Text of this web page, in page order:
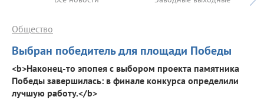
Выбран победитель для площади Победы
Общество
<b>Наконец-то эпопея с выбором проекта памятника
Победы завершилась: в финале конкурса определили
лучшую работу.</b>